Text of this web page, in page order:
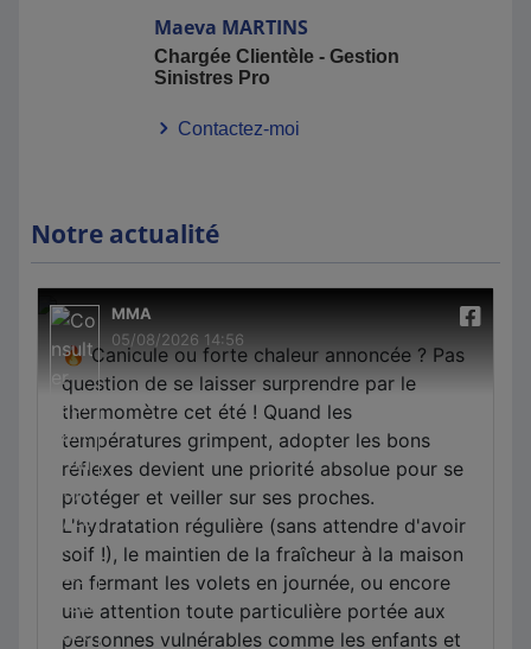
Maeva MARTINS
Chargée Clientèle - Gestion
Sinistres Pro
Contactez-moi
Notre actualité